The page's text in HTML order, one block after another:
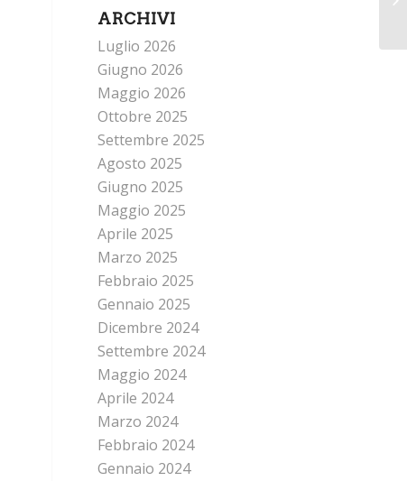
ARCHIVI
Luglio 2026
Giugno 2026
Maggio 2026
Ottobre 2025
Settembre 2025
Agosto 2025
Giugno 2025
Maggio 2025
Aprile 2025
Marzo 2025
Febbraio 2025
Gennaio 2025
Dicembre 2024
Settembre 2024
Maggio 2024
Aprile 2024
Marzo 2024
Febbraio 2024
Gennaio 2024